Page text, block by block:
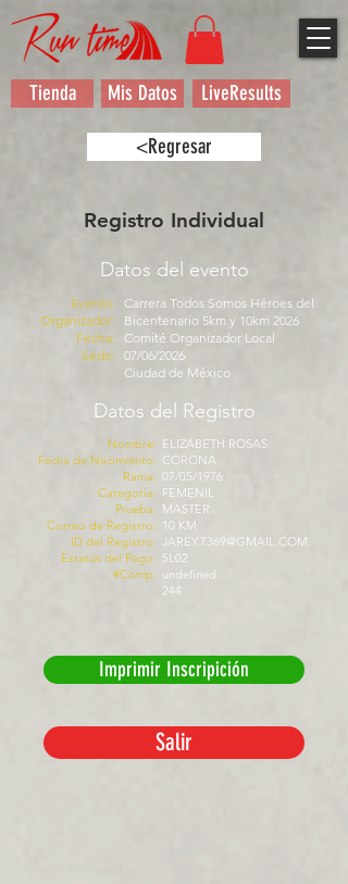
Tienda Mis Datos LiveResults
<Regresar
Registro Individual
Datos del evento
Evento:
Organizador:
Fecha:
Sede:
Carrera Todos Somos Héroes del
Bicentenario 5km y 10km 2026
Comité Organizador Local
07/06/2026
Ciudad de México
Datos del Registro
Nombre:
Fecha de Nacimiento:
Rama:
Categoría:
Prueba:
Correo de Registro:
ID del Registro:
Estatus del Pago:
#Comp:
ELIZABETH ROSAS
CORONA
07/05/1976
FEMENIL
MASTER
10 KM
JAREY.7369@GMAIL.COM
5L02
undefined
244
Imprimir Inscripición
Salir